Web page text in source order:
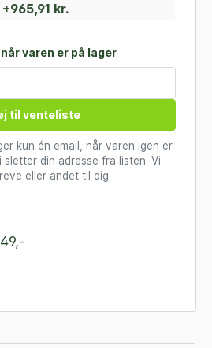
+965,91 kr.
varen er på lager
til venteliste
kun én email, når varen igen er
din adresse fra listen. Vi
eller andet til dig.